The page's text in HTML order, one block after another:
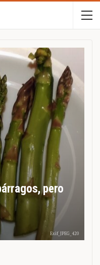
pero
Exif_JPEG_420